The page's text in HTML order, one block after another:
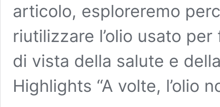
articolo, esploreremo
riutilizzare l’olio usato
di vista della salute e
Highlights “A volte, l’olio